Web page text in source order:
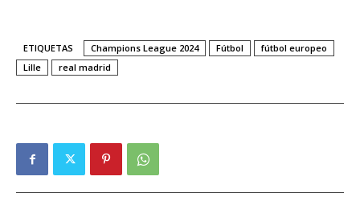
ETIQUETAS Champions League 2024 Fútbol
fútbol europeo
Lille
real madrid